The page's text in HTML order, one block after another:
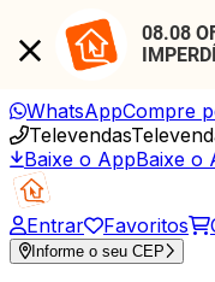
08.08
WhatsAppCompre
Televendas
Baixe o AppBaixe o
Entrar Favoritos
Informe o seu CEP